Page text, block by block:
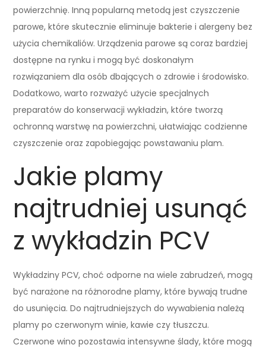
powierzchnię. Inną popularną metodą jest czyszczenie
parowe, które skutecznie eliminuje bakterie i alergeny bez
użycia chemikaliów. Urządzenia parowe są coraz bardziej
dostępne na rynku i mogą być doskonałym
rozwiązaniem dla osób dbających o zdrowie i środowisko.
Dodatkowo, warto rozważyć użycie specjalnych
preparatów do konserwacji wykładzin, które tworzą
ochronną warstwę na powierzchni, ułatwiając codzienne
czyszczenie oraz zapobiegając powstawaniu plam.
Jakie plamy
najtrudniej usunąć
z wykładzin PCV
Wykładziny PCV, choć odporne na wiele zabrudzeń, mogą
być narażone na różnorodne plamy, które bywają trudne
do usunięcia. Do najtrudniejszych do wywabienia należą
plamy po czerwonym winie, kawie czy tłuszczu.
Czerwone wino pozostawia intensywne ślady, które mogą